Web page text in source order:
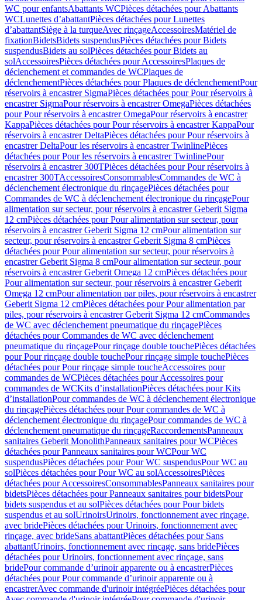
WC pour enfantsAbattants WCPièces détachées pour Abattants
WCLunettes d’abattantPièces détachées pour Lunettes
d’abattantSiège à la turqueAvec rinçageAccessoiresMatériel de
fixationBidetsBidets suspendusPièces détachées pour Bidets
suspendusBidets au solPièces détachées pour Bidets au
solAccessoiresPièces détachées pour AccessoiresPlaques de
déclenchement et commandes de WCPlaques de
déclenchementPièces détachées pour Plaques de déclenchementPour
réservoirs à encastrer SigmaPièces détachées pour Pour réservoirs à
encastrer SigmaPour réservoirs à encastrer OmegaPièces détachées
pour Pour réservoirs à encastrer OmegaPour réservoirs à encastrer
KappaPièces détachées pour Pour réservoirs à encastrer KappaPour
réservoirs à encastrer DeltaPièces détachées pour Pour réservoirs à
encastrer DeltaPour les réservoirs à encastrer TwinlinePièces
détachées pour Pour les réservoirs à encastrer TwinlinePour
réservoirs à encastrer 300TPièces détachées pour Pour réservoirs à
encastrer 300TAccessoiresConsommablesCommandes de WC à
déclenchement électronique du rinçagePièces détachées pour
Commandes de WC à déclenchement électronique du rinçagePour
alimentation sur secteur, pour réservoirs à encastrer Geberit Sigma
12 cmPièces détachées pour Pour alimentation sur secteur, pour
réservoirs à encastrer Geberit Sigma 12 cmPour alimentation sur
secteur, pour réservoirs à encastrer Geberit Sigma 8 cmPièces
détachées pour Pour alimentation sur secteur, pour réservoirs à
encastrer Geberit Sigma 8 cmPour alimentation sur secteur, pour
réservoirs à encastrer Geberit Omega 12 cmPièces détachées pour
Pour alimentation sur secteur, pour réservoirs à encastrer Geberit
Omega 12 cmPour alimentation par piles, pour réservoirs à encastrer
Geberit Sigma 12 cmPièces détachées pour Pour alimentation par
piles, pour réservoirs à encastrer Geberit Sigma 12 cmCommandes
de WC avec déclenchement pneumatique du rinçagePièces
détachées pour Commandes de WC avec déclenchement
pneumatique du rinçagePour rinçage double touchePièces détachées
pour Pour rinçage double touchePour rinçage simple touchePièces
détachées pour Pour rinçage simple toucheAccessoires pour
commandes de WCPièces détachées pour Accessoires pour
commandes de WCKits d’installationPièces détachées pour Kits
d’installationPour commandes de WC à déclenchement électronique
du rinçagePièces détachées pour Pour commandes de WC à
déclenchement électronique du rinçagePour commandes de WC à
déclenchement pneumatique du rinçageRaccordementsPanneaux
sanitaires Geberit MonolithPanneaux sanitaires pour WCPièces
détachées pour Panneaux sanitaires pour WCPour WC
suspendusPièces détachées pour Pour WC suspendusPour WC au
solPièces détachées pour Pour WC au solAccessoiresPièces
détachées pour AccessoiresConsommablesPanneaux sanitaires pour
bidetsPièces détachées pour Panneaux sanitaires pour bidetsPour
bidets suspendus et au solPièces détachées pour Pour bidets
suspendus et au solUrinoirsUrinoirs, fonctionnement avec rinçage,
avec bridePièces détachées pour Urinoirs, fonctionnement avec
rinçage, avec brideSans abattantPièces détachées pour Sans
abattantUrinoirs, fonctionnement avec rinçage, sans bridePièces
détachées pour Urinoirs, fonctionnement avec rinçage, sans
bridePour commande d’urinoir apparente ou à encastrerPièces
détachées pour Pour commande d’urinoir apparente ou à
encastrerAvec commande d'urinoir intégréePièces détachées pour